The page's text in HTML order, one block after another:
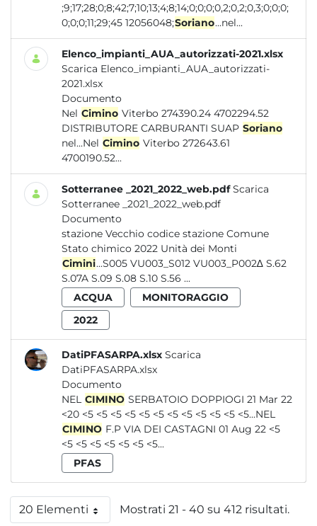
;9;17;28;0;8;42;7;10;13;4;8;14;0;0;0;0,2;0,2;0,3;0;0;0;
0;0;0;11;29;45 12056048;Soriano...nel...
Elenco_impianti_AUA_autorizzati-2021.xlsx
Scarica Elenco_impianti_AUA_autorizzati-
2021.xlsx
Documento
Nel Cimino Viterbo 274390.24 4702294.52
DISTRIBUTORE CARBURANTI SUAP Soriano
nel...Nel Cimino Viterbo 272643.61
4700190.52...
Sotterranee _2021_2022_web.pdf Scarica
Sotterranee _2021_2022_web.pdf
Documento
stazione Vecchio codice stazione Comune
Stato chimico 2022 Unità dei Monti
Cimini...S005 VU003_S012 VU003_P002∆ S.62
S.07A S.09 S.08 S.10 S.56 ...
ACQUA
MONITORAGGIO
2022
DatiPFASARPA.xlsx Scarica
DatiPFASARPA.xlsx
Documento
NEL CIMINO SERBATOIO DOPPIOGI 21 Mar 22
<20 <5 <5 <5 <5 <5 <5 <5 <5 <5 <5 <5 <5...NEL
CIMINO F.P VIA DEI CASTAGNI 01 Aug 22 <5
<5 <5 <5 <5 <5 <5 <5...
PFAS
20 ElementiPer pagina Mostrati 21 - 40 su 412 risultati.